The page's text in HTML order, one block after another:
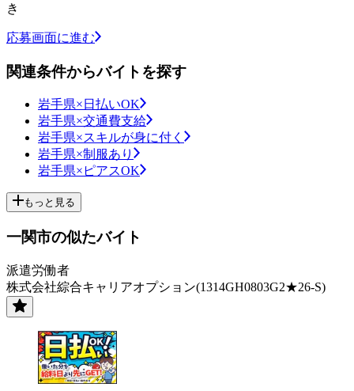
き
応募画面に進む
関連条件からバイトを探す
岩手県×日払いOK
岩手県×交通費支給
岩手県×スキルが身に付く
岩手県×制服あり
岩手県×ピアスOK
もっと見る
一関市の似たバイト
派遣労働者
株式会社綜合キャリアオプション(1314GH0803G2★26-S)